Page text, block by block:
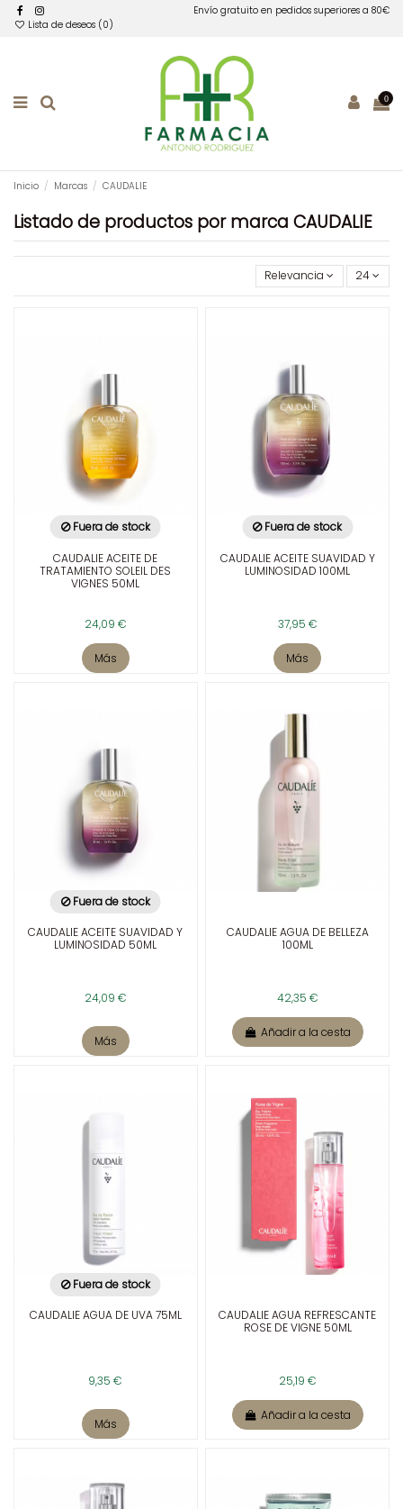
Envío gratuito en pedidos superiores a 80€
Lista de deseos (0 )
0
Inicio Marcas CAUDALIE
Listado de productos por marca CAUDALIE
Relevancia 24
Fuera de stock
CAUDALIE ACEITE DE
TRATAMIENTO SOLEIL DES
VIGNES 50ML
24,09 €
Más
Fuera de stock
CAUDALIE ACEITE SUAVIDAD Y
LUMINOSIDAD 100ML
37,95 €
Más
Fuera de stock
CAUDALIE ACEITE SUAVIDAD Y
LUMINOSIDAD 50ML
24,09 €
Más
CAUDALIE AGUA DE BELLEZA
100ML
42,35 €
Añadir a la cesta
Fuera de stock
CAUDALIE AGUA DE UVA 75ML
9,35 €
Más
CAUDALIE AGUA REFRESCANTE
ROSE DE VIGNE 50ML
25,19 €
Añadir a la cesta